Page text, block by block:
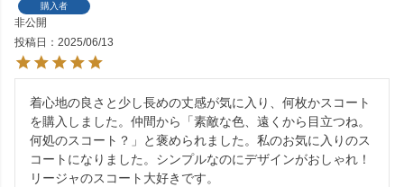
購入者
非公開
投稿日
2025/06/13
着心地の良さと少し長めの丈感が気に入り、何枚かスコート
を購入しました。仲間から「素敵な色、遠くから目立つね。
何処のスコート？」と褒められました。私のお気に入りのス
コートになりました。シンプルなのにデザインがおしゃれ！
リージャのスコート大好きです。